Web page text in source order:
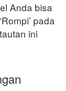
Anda bisa
pada
ini